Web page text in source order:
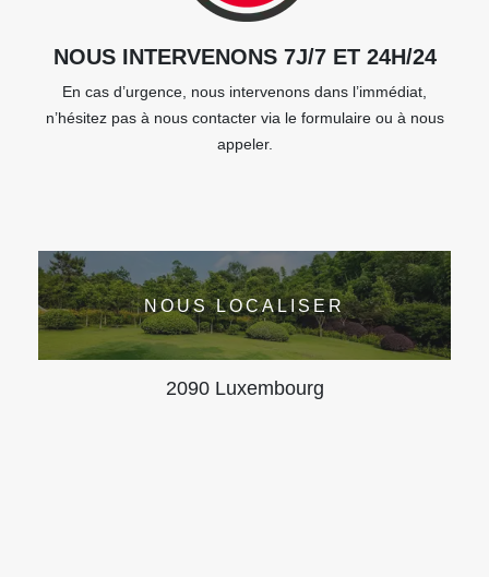
NOUS INTERVENONS 7J/7 ET 24H/24
En cas d’urgence, nous intervenons dans l’immédiat,
n’hésitez pas à nous contacter via le formulaire ou à nous
appeler.
NOUS LOCALISER
2090 Luxembourg